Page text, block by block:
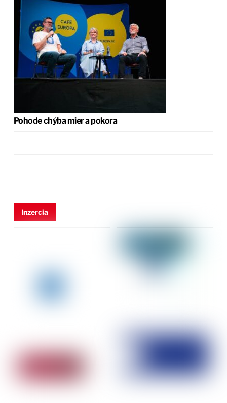
Pohode chýba mier a pokora
Inzercia